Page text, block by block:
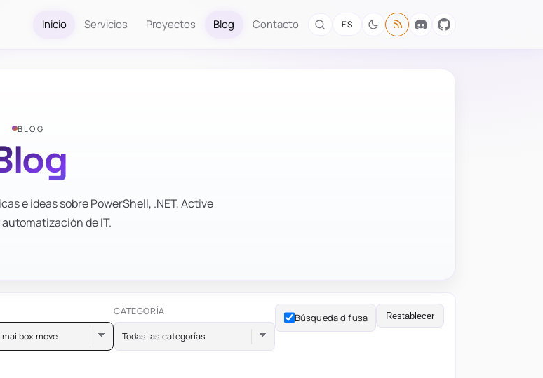
Inicio Servicios Proyectos Blog Contacto ES
BLOG
e ideas sobre PowerShell, .NET, Active
de IT.
move
CATEGORÍA
Todas las categorías
Búsqueda difusa Restablecer